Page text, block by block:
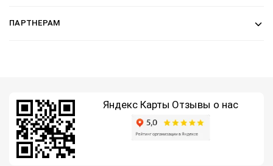
ПАРТНЕРАМ
Яндекс Карты Отзывы о нас